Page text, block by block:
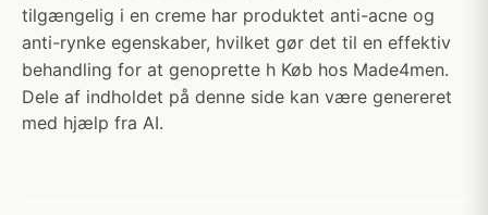
tilgængelig i en creme har produktet anti-acne og
anti-rynke egenskaber, hvilket gør det til en effektiv
behandling for at genoprette h Køb hos Made4men.
Dele af indholdet på denne side kan være genereret
med hjælp fra AI.